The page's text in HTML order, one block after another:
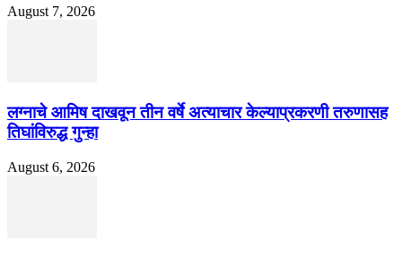
August 7, 2026
लग्नाचे आमिष दाखवून तीन वर्षे अत्याचार केल्याप्रकरणी तरुणासह
तिघांविरुद्ध गुन्हा
August 6, 2026